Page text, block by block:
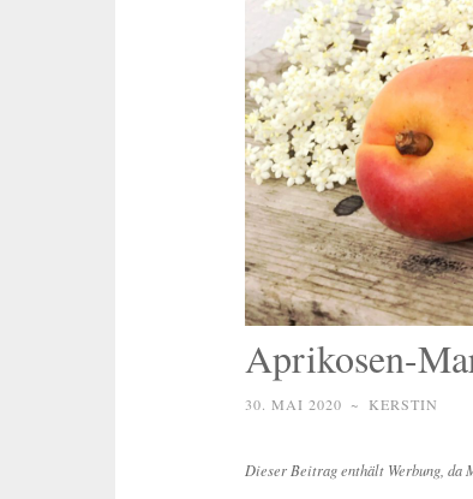
Aprikosen-
30. MAI 2020 ~ KERSTIN
Dieser Beitrag enthält Werbung, da